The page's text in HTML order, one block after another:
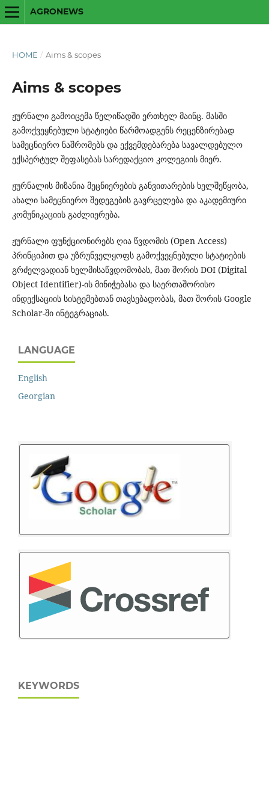
AGRONEWS
HOME / Aims & scopes
Aims & scopes
ჟურნალი გამოიცემა წელიწადში ერთხელ მაინც. მასში
გამოქვეყნებული სტატიები წარმოადგენს რეცენზირებად
სამეცნიერო ნაშრომებს და ექვემდებარება სავალდებულო
ექსპერტულ შეფასებას სარედაქციო კოლეგიის მიერ.
ჟურნალის მიზანია მეცნიერების განვითარების ხელშეწყობა,
ახალი სამეცნიერო შედეგების გავრცელება და აკადემიური
კომუნიკაციის გაძლიერება.
ჟურნალი ფუნქციონირებს ღია წვდომის (Open Access)
პრინციპით და უზრუნველყოფს გამოქვეყნებული სტატიების
გრძელვადიან ხელმისაწვდომობას, მათ შორის DOI (Digital
Object Identifier)-ის მინიჭებასა და საერთაშორისო
ინდექსაციის სისტემებთან თავსებადობას, მათ შორის Google
Scholar-ში ინტეგრაციას.
LANGUAGE
English
Georgian
KEYWORDS